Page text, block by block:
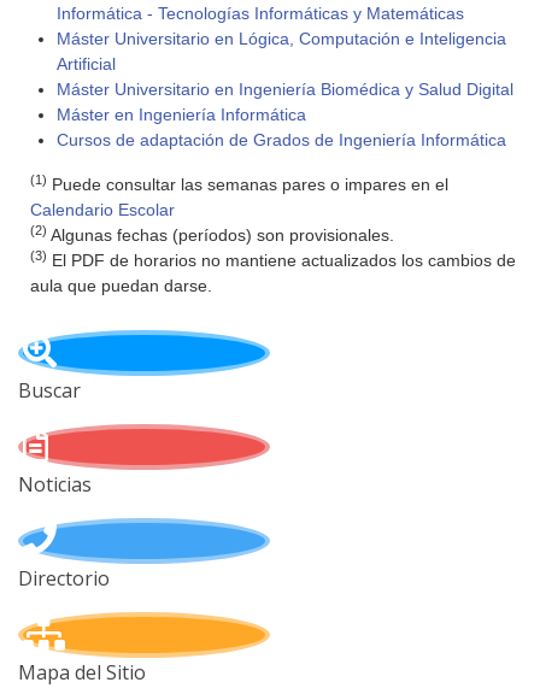
Informática - Tecnologías Informáticas y Matemáticas
Máster Universitario en Lógica, Computación e Inteligencia
Artificial
Máster Universitario en Ingeniería Biomédica y Salud Digital
Máster en Ingeniería Informática
Cursos de adaptación de Grados de Ingeniería Informática
(1) Puede consultar las semanas pares o impares en el
Calendario Escolar
(2) Algunas fechas (períodos) son provisionales.
(3) El PDF de horarios no mantiene actualizados los cambios de
aula que puedan darse.
Buscar
Noticias
Directorio
Mapa del Sitio